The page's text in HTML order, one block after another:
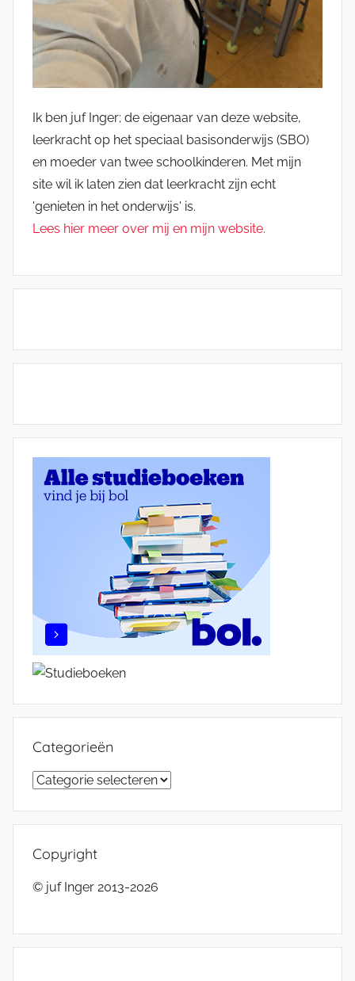
Ik ben juf Inger; de eigenaar van deze website,
leerkracht op het speciaal basisonderwijs (SBO)
en moeder van twee schoolkinderen. Met mijn
site wil ik laten zien dat leerkracht zijn echt
'genieten in het onderwijs' is.
Lees hier meer over mij en mijn website.
Categorieën
Categorieën
Copyright
© juf Inger 2013-2026